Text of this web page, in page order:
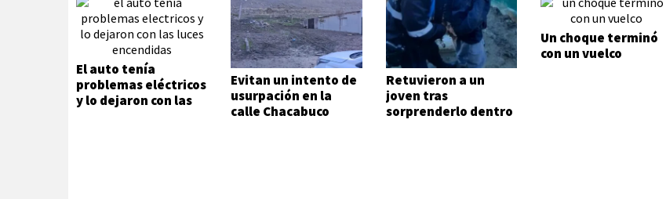
El auto tenía
problemas eléctricos
y lo dejaron con las
Evitan un intento de
usurpación en la
calle Chacabuco
Retuvieron a un
joven tras
sorprenderlo dentro
Un choque terminó
con un vuelco